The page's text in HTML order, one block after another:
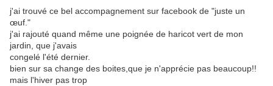
j'ai trouvé ce bel accompagnement sur facebook de "juste un
œuf."
j'ai rajouté quand même une poignée de haricot vert de mon
jardin, que j'avais
congelé l'été dernier.
bien sur sa change des boites,que je n'apprécie pas beaucoup!!
mais l'hiver pas trop